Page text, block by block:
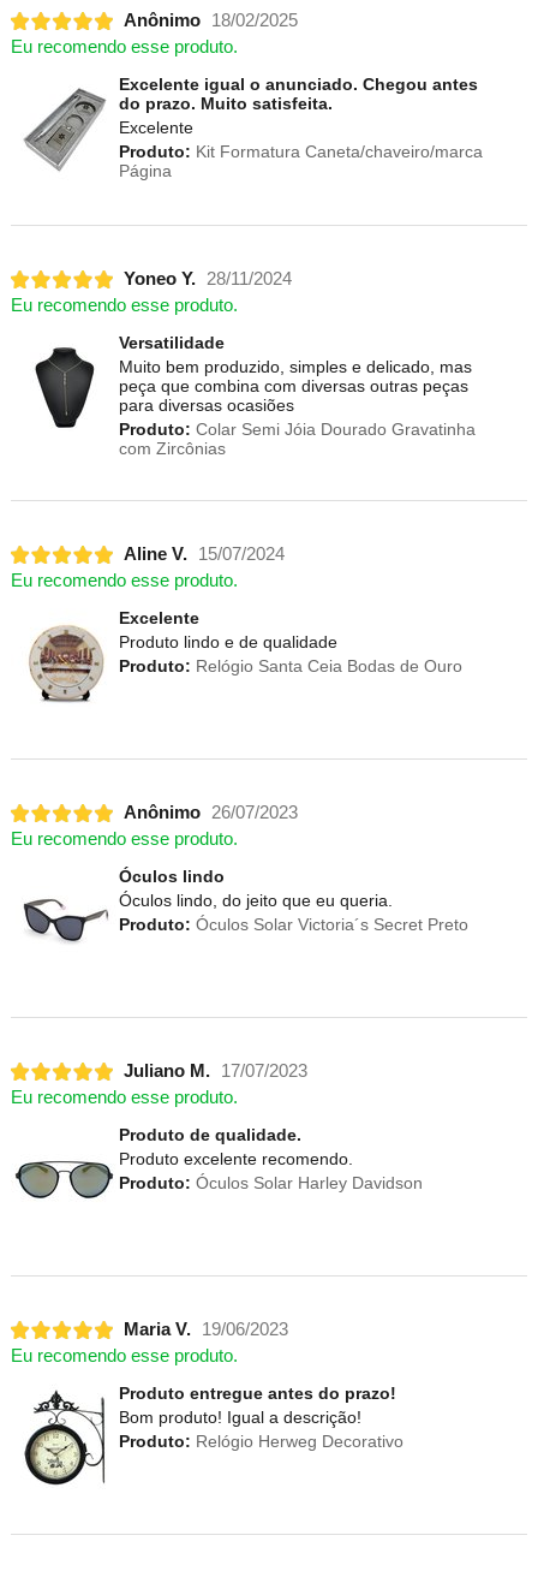
Anônimo
18/02/2025
Eu recomendo esse produto.
Excelente igual o anunciado. Chegou antes
do prazo. Muito satisfeita.
Excelente
Produto: Kit Formatura Caneta/chaveiro/marca
Página
Yoneo Y. 28/11/2024
Eu recomendo esse produto.
Versatilidade
Muito bem produzido, simples e delicado, mas
peça que combina com diversas outras peças
para diversas ocasiões
Produto: Colar Semi Jóia Dourado Gravatinha
com Zircônias
Aline V.
15/07/2024
Eu recomendo esse produto.
Excelente
Produto lindo e de qualidade
Produto: Relógio Santa Ceia Bodas de Ouro
Anônimo 26/07/2023
Eu recomendo esse produto.
Óculos lindo
Óculos lindo, do jeito que eu queria.
Produto: Óculos Solar Victoria´s Secret Preto
Juliano M.
17/07/2023
Eu recomendo esse produto.
Produto de qualidade.
Produto excelente recomendo.
Produto: Óculos Solar Harley Davidson
Maria V.
19/06/2023
Eu recomendo esse produto.
Produto entregue antes do prazo!
Bom produto! Igual a descrição!
Produto: Relógio Herweg Decorativo